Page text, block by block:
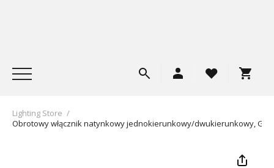
Lighting Store /
Obrotowy włącznik natynkowy jednokierunkowy/dwukierunkowy,